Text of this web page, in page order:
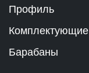
Профиль
Комплектующие
Барабаны